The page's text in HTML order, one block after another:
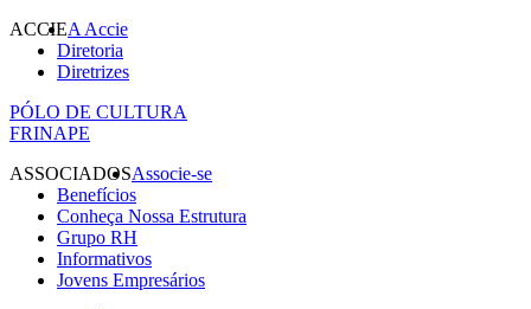
ACCIEA Accie
Diretoria
Diretrizes
PÓLO DE CULTURA
FRINAPE
ASSOCIADOSAssocie-se
Benefícios
Conheça Nossa Estrutura
Grupo RH
Informativos
Jovens Empresários